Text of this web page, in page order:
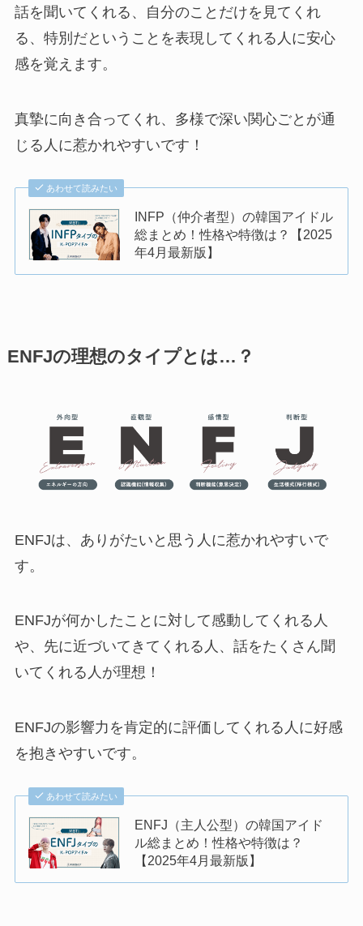
話を聞いてくれる、自分のことだけを見てくれ
る、特別だということを表現してくれる人に安心
感を覚えます。
真摯に向き合ってくれ、多様で深い関心ごとが通
じる人に惹かれやすいです！
あわせて読みたい
INFP（仲介者型）の韓国アイドル
総まとめ！性格や特徴は？【2025
年4月最新版】
ENFJの理想のタイプとは…？
ENFJは、ありがたいと思う人に惹かれやすいで
す。
ENFJが何かしたことに対して感動してくれる人
や、先に近づいてきてくれる人、話をたくさん聞
いてくれる人が理想！
ENFJの影響力を肯定的に評価してくれる人に好感
を抱きやすいです。
あわせて読みたい
ENFJ（主人公型）の韓国アイド
ル総まとめ！性格や特徴は？
【2025年4月最新版】